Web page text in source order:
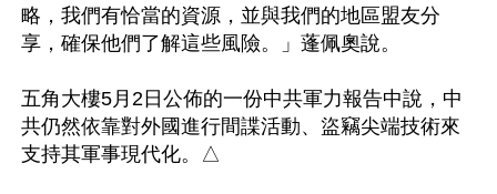
略，我們有恰當的資源，並與我們的地區盟友分
享，確保他們了解這些風險。」蓬佩奧說。
五角大樓5月2日公佈的一份中共軍力報告中說，中
共仍然依靠對外國進行間諜活動、盜竊尖端技術來